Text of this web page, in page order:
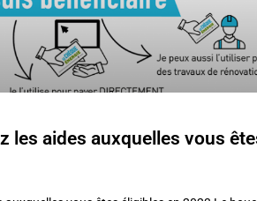
les aides auxquelles vous